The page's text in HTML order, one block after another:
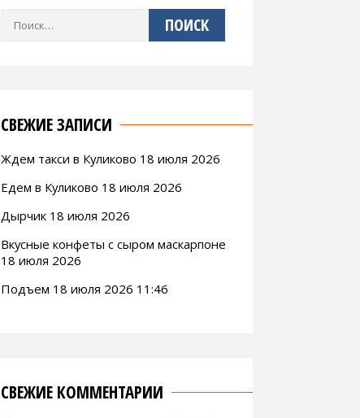
СВЕЖИЕ ЗАПИСИ
Ждем такси в Куликово 18 июля 2026
Едем в Куликово 18 июля 2026
Дырчик 18 июля 2026
Вкусные конфеты с сыром маскарпоне
18 июля 2026
Подъем 18 июля 2026 11:46
СВЕЖИЕ КОММЕНТАРИИ